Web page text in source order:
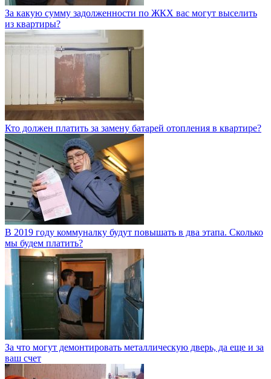
За какую сумму задолженности по ЖКХ вас могут выселить
из квартиры?
Кто должен платить за замену батарей отопления в квартире?
В 2019 году коммуналку будут повышать в два этапа. Сколько
мы будем платить?
За что могут демонтировать металлическую дверь, да еще и за
ваш счет